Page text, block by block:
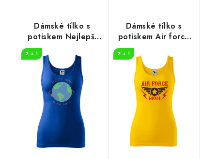
Dámské tílko s
potiskem Nejlepší
2 + 1
Dámské tílko s
potiskem Air force
2 + 1